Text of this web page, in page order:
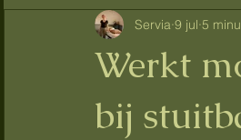
Werkt
bij
Servia 9 jul 5